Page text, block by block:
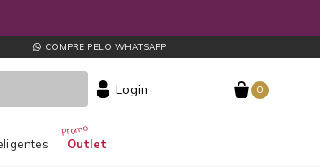
COMPRE PELO WHATSAPP
Login 0
Outlet